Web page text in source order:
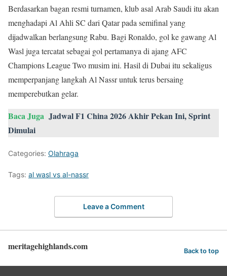
Berdasarkan bagan resmi turnamen, klub asal Arab Saudi itu akan
menghadapi Al Ahli SC dari Qatar pada semifinal yang
dijadwalkan berlangsung Rabu. Bagi Ronaldo, gol ke gawang Al
Wasl juga tercatat sebagai gol pertamanya di ajang AFC
Champions League Two musim ini. Hasil di Dubai itu sekaligus
memperpanjang langkah Al Nassr untuk terus bersaing
memperebutkan gelar.
Baca Juga Jadwal F1 China 2026 Akhir Pekan Ini, Sprint
Dimulai
Categories: Olahraga
Tags: al wasl vs al-nassr
Leave a Comment
meritagehighlands.com Back to top